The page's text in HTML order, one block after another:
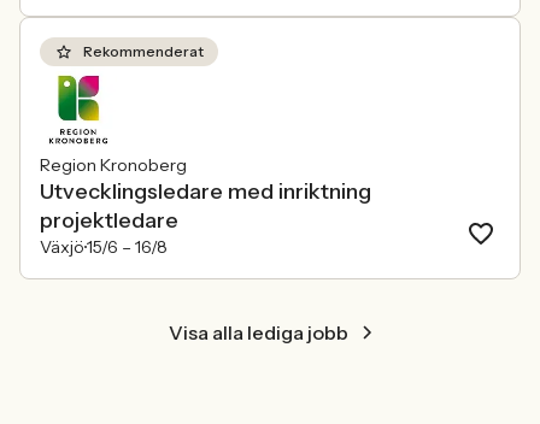
Rekommenderat
Region Kronoberg
Utvecklingsledare med inriktning
projektledare
Växjö15/6 – 16/8
Visa alla lediga jobb